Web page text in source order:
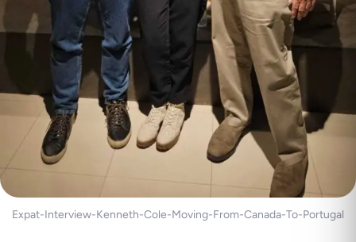
Expat-Interview-Kenneth-Cole-Moving-From-Canada-To-Portugal